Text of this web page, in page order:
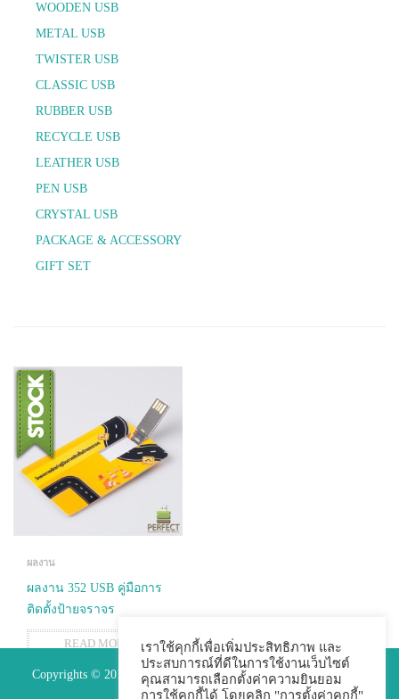
WOODEN USB
METAL USB
TWISTER USB
CLASSIC USB
RUBBER USB
RECYCLE USB
LEATHER USB
PEN USB
CRYSTAL USB
PACKAGE & ACCESSORY
GIFT SET
ผลงาน
ผลงาน 352 USB คู่มือการ
ติดตั้งป้ายจราจร
READ MORE
Copyrights © 2015 Premium Perfect Co.,ltd. All Rights Reserved.
เราใช้คุกกี้เพื่อเพิ่มประสิทธิภาพ และ
ประสบการณ์ที่ดีในการใช้งานเว็บไซต์
คุณสามารถเลือกตั้งค่าความยินยอม
การใช้คุกกี้ได้ โดยคลิก "การตั้งค่าคุกกี้"